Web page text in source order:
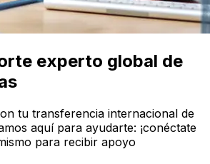
experto global de
tu transferencia internacional de
aquí para ayudarte: ¡conéctate
para recibir apoyo